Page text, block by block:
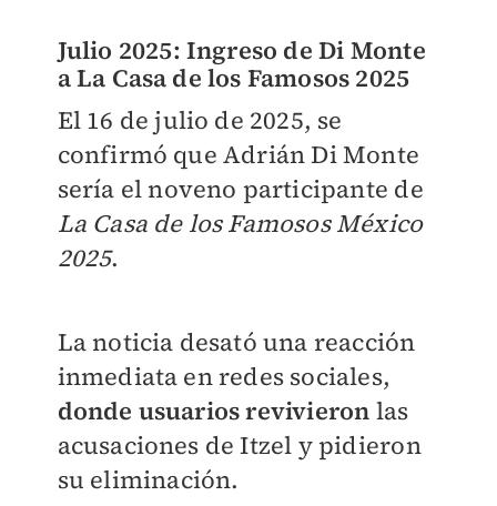
Julio 2025: Ingreso de Di Monte
a La Casa de los Famosos 2025
El 16 de julio de 2025, se
confirmó que Adrián Di Monte
sería el noveno participante de
La Casa de los Famosos México
2025.
La noticia desató una reacción
inmediata en redes sociales,
donde usuarios revivieron las
acusaciones de Itzel y pidieron
su eliminación.